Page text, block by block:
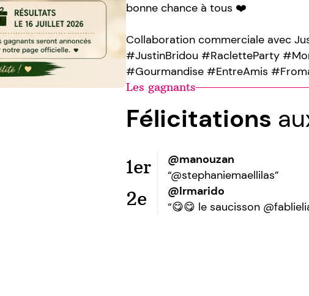
bonne chance à tous ❤️
Collaboration commerciale avec
#JustinBridou #RacletteParty
#Gourmandise #EntreAmis
Les gagnants
Félicitations
1er
@manouzan
“@stephaniemaellilas”
2e
@lrmarido
“😋😋 le saucisson